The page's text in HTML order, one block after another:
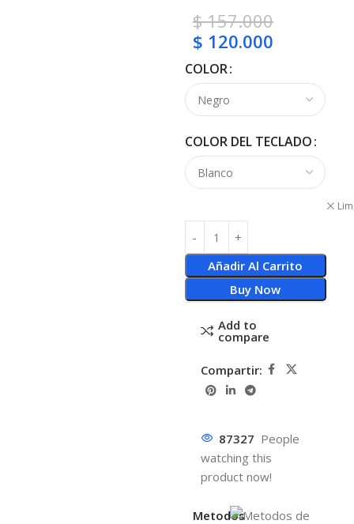
$157.000
$ 120.000
COLOR
COLOR DEL TECLADO
Añadir Al Carrito
Buy Now
Add to
compare
Compartir:
87327 People
watching this
product now!
Metodos